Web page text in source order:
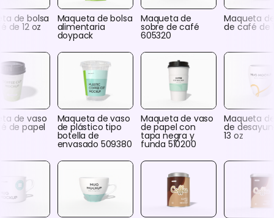
de bolsa
de 12 oz
Maqueta de bolsa
alimentaria
doypack
Maqueta de
sobre de café
605320
Maqueta
de café de
de vaso
de papel
Maqueta de vaso
de plástico tipo
botella de
envasado 509380
Maqueta de vaso
de papel con
tapa negra y
funda 510200
Maqueta
de
13 oz